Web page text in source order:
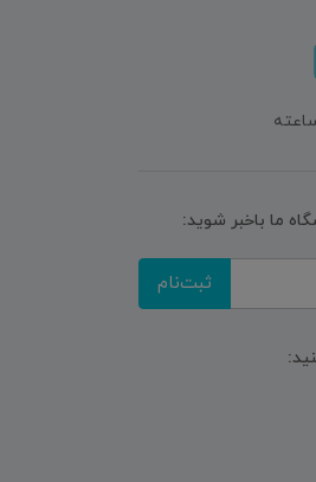
ما باخبر شوید:
ثبت‌نام